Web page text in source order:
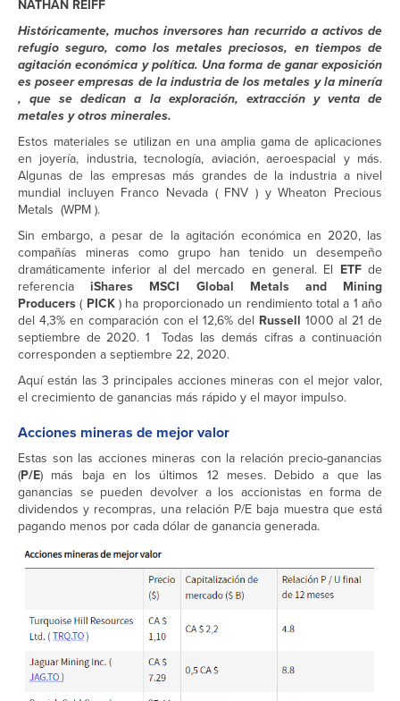
NATHAN REIFF
Históricamente, muchos inversores han recurrido a activos de
refugio seguro, como los metales preciosos, en tiempos de
agitación económica y política. Una forma de ganar exposición
es poseer empresas de la industria de los metales y la minería
, que se dedican a la exploración, extracción y venta de
metales y otros minerales.
Estos materiales se utilizan en una amplia gama de aplicaciones
en joyería, industria, tecnología, aviación, aeroespacial y más.
Algunas de las empresas más grandes de la industria a nivel
mundial incluyen Franco Nevada ( FNV ) y Wheaton Precious
Metals (WPM ).
Sin embargo, a pesar de la agitación económica en 2020, las
compañías mineras como grupo han tenido un desempeño
dramáticamente inferior al del mercado en general. El ETFde
referenciaiShares MSCI Global Metals and Mining
Producers( PICK) ha proporcionado un rendimiento total a 1 año
del 4,3% en comparación con el 12,6% del Russell 1000 al 21 de
septiembre de 2020. 1 Todas las demás cifras a continuación
corresponden a septiembre 22, 2020.
Aquí están las 3 principales acciones mineras con el mejor valor,
el crecimiento de ganancias más rápido y el mayor impulso.
Acciones mineras de mejor valor
Estas son las acciones mineras con la relación precio-ganancias
(P/E) más baja en los últimos 12 meses. Debido a que las
ganancias se pueden devolver a los accionistas en forma de
dividendos y recompras, una relación P/E baja muestra que está
pagando menos por cada dólar de ganancia generada.